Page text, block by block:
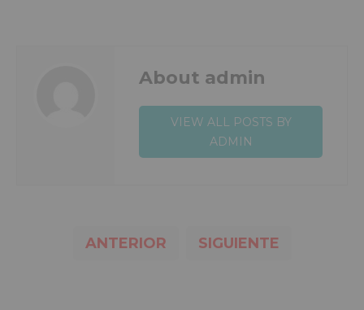
About admin
VIEW ALL POSTS BY
ADMIN
ANTERIOR SIGUIENTE